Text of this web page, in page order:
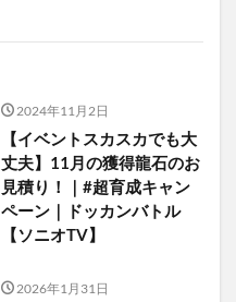
2024年11月2日
【イベントスカスカでも大
丈夫】11月の獲得龍石のお
見積り！｜#超育成キャン
ペーン｜ドッカンバトル
【ソニオTV】
2026年1月31日